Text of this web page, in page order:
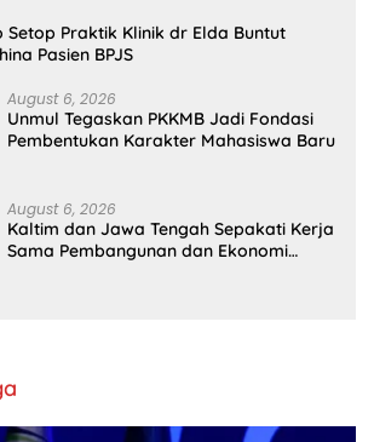
Setop Praktik Klinik dr Elda Buntut
Pasien BPJS
August 6, 2026
Unmul Tegaskan PKKMB Jadi Fondasi
Pembentukan Karakter Mahasiswa Baru
August 6, 2026
Kaltim dan Jawa Tengah Sepakati Kerja
Sama Pembangunan dan Ekonomi